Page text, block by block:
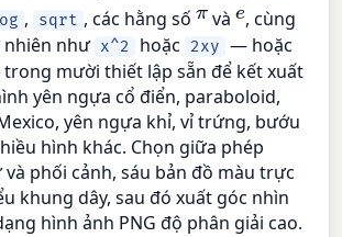
, sqrt , các hằng số πvà e, cùng
nhiên như x^2 hoặc 2xy — hoặc
mười thiết lập sẵn để kết xuất
yên ngựa cổ điển, paraboloid,
yên ngựa khỉ, vỉ trứng, bướu
hình khác. Chọn giữa phép
phối cảnh, sáu bản đồ màu trực
khung dây, sau đó xuất góc nhìn
hình ảnh PNG độ phân giải cao.